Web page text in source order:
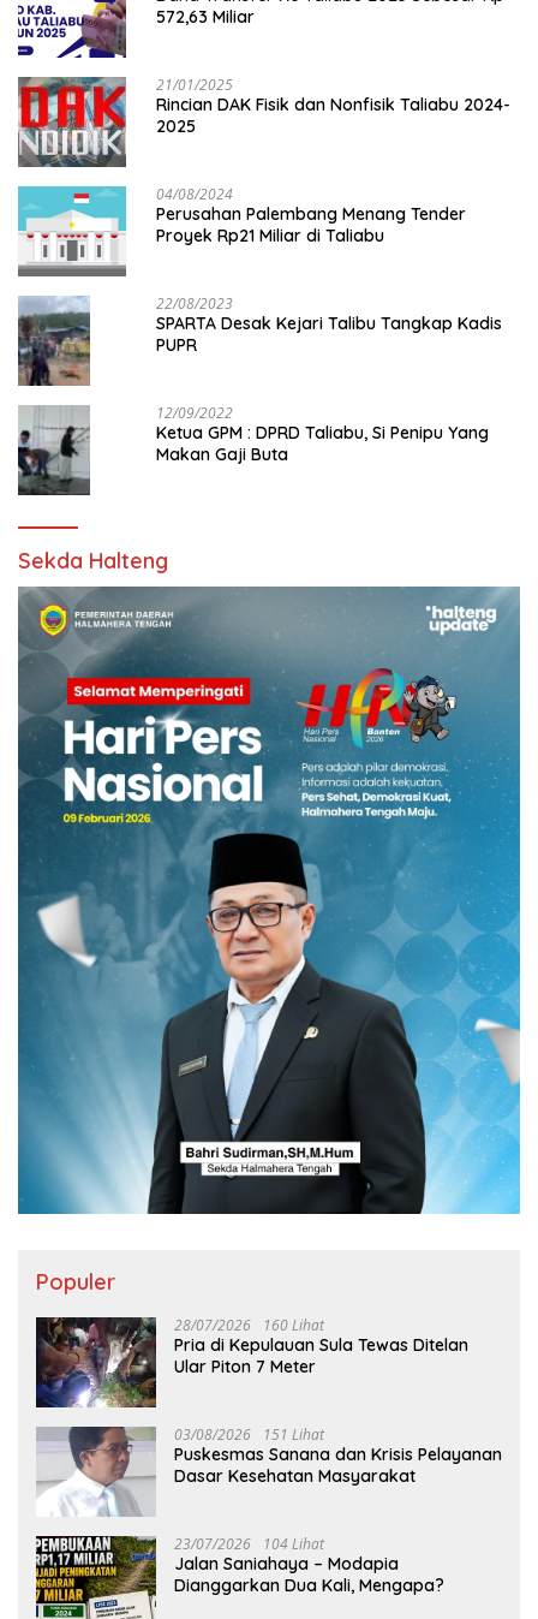
572,63 Miliar
21/01/2025
Rincian DAK Fisik dan Nonfisik Taliabu 2024-
2025
04/08/2024
Perusahan Palembang Menang Tender
Proyek Rp21 Miliar di Taliabu
22/08/2023
SPARTA Desak Kejari Talibu Tangkap Kadis
PUPR
12/09/2022
Ketua GPM : DPRD Taliabu, Si Penipu Yang
Makan Gaji Buta
Sekda Halteng
Populer
28/07/2026 160 Lihat
Pria di Kepulauan Sula Tewas Ditelan
Ular Piton 7 Meter
03/08/2026 151 Lihat
Puskesmas Sanana dan Krisis Pelayanan
Dasar Kesehatan Masyarakat
23/07/2026 104 Lihat
Jalan Saniahaya – Modapia
Dianggarkan Dua Kali, Mengapa?